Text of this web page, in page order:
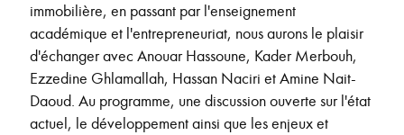
immobilière, en passant par l'enseignement
académique et l'entrepreneuriat, nous aurons le plaisir
d'échanger avec Anouar Hassoune, Kader Merbouh,
Ezzedine Ghlamallah, Hassan Naciri et Amine Nait-
Daoud. Au programme, une discussion ouverte sur l'état
actuel, le développement ainsi que les enjeux et